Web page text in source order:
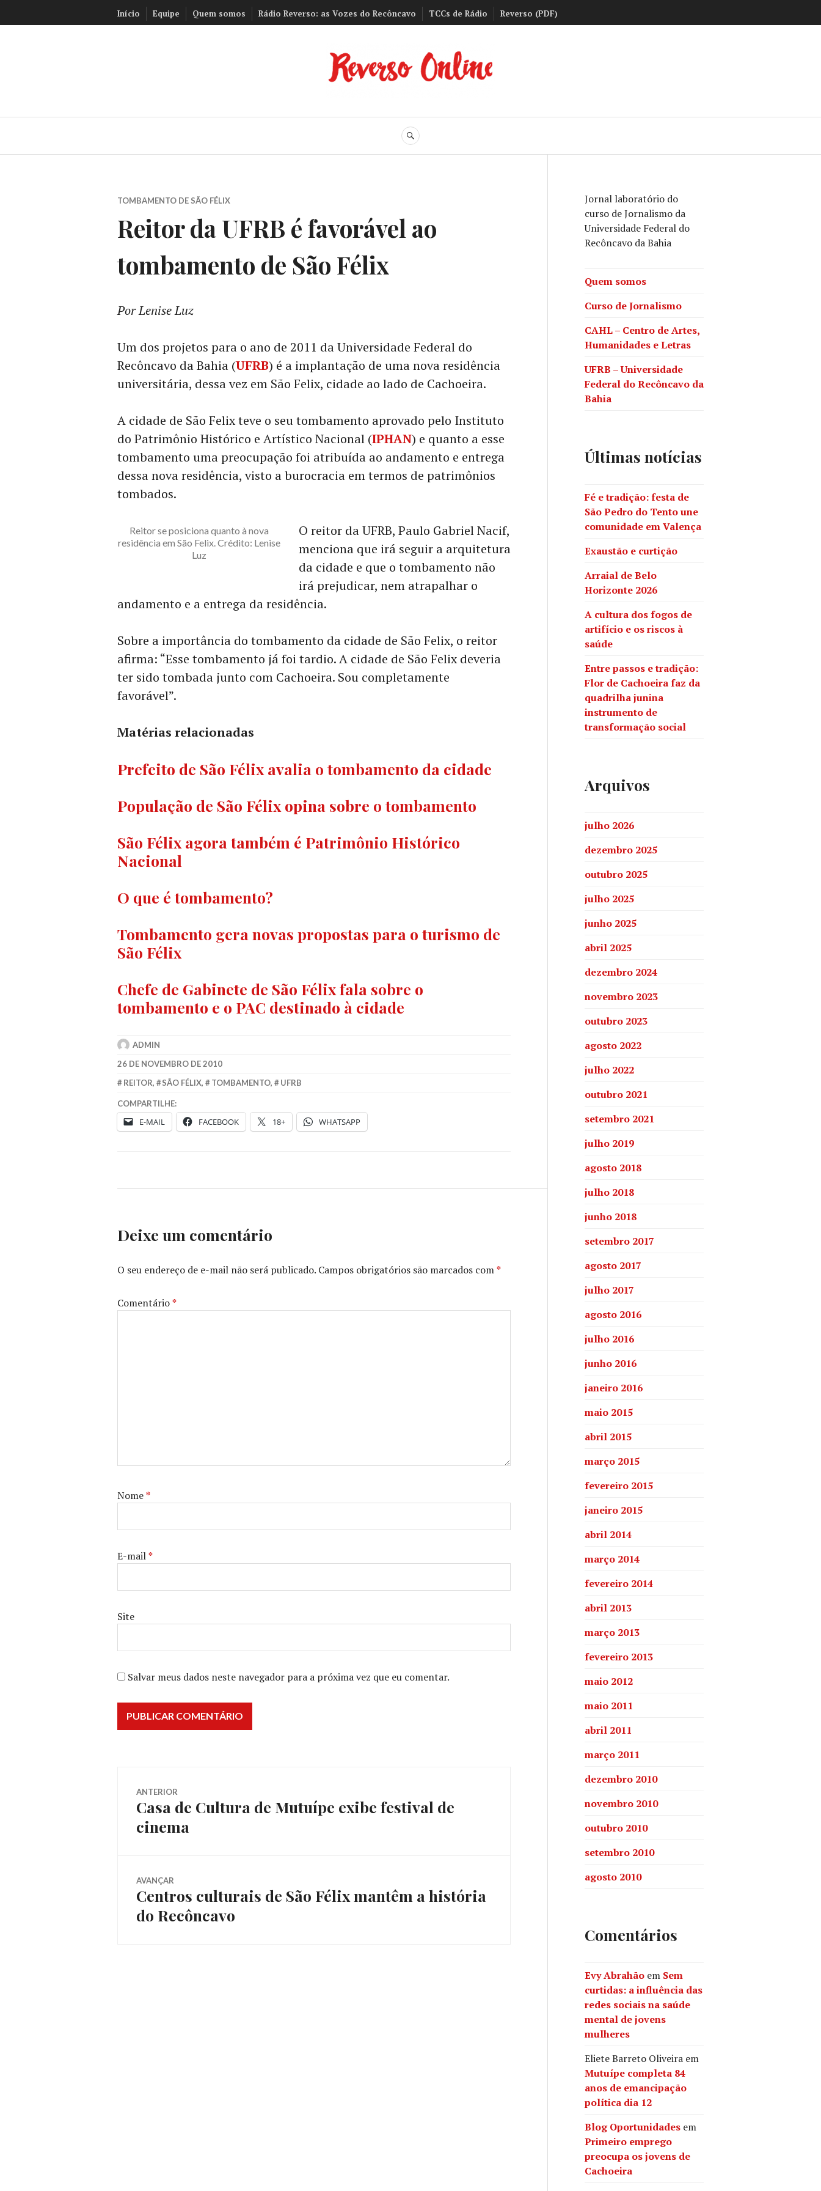
para
Início Equipe Quem somos Rádio Reverso: as Vozes do Recôncavo TCCs de Rádio Reverso (PDF)
Reverso Online
BUSCA
TOMBAMENTO DE SÃO FÉLIX
Reitor da UFRB é favorável ao
tombamento de São Félix
Por Lenise Luz
Um dos projetos para o ano de 2011 da Universidade Federal do
Recôncavo da Bahia (UFRB) é a implantação de uma nova residência
universitária, dessa vez em São Felix, cidade ao lado de Cachoeira.
A cidade de São Felix teve o seu tombamento aprovado pelo Instituto
do Patrimônio Histórico e Artístico Nacional (IPHAN) e quanto a esse
tombamento uma preocupação foi atribuída ao andamento e entrega
dessa nova residência, visto a burocracia em termos de patrimônios
tombados.
Reitor se posiciona quanto à nova
residência em São Felix. Crédito: Lenise
Luz
O reitor da UFRB, Paulo Gabriel Nacif,
menciona que irá seguir a arquitetura
da cidade e que o tombamento não
irá prejudicar, nem atrapalhar o
andamento e a entrega da residência.
Sobre a importância do tombamento da cidade de São Felix, o reitor
afirma: “Esse tombamento já foi tardio. A cidade de São Felix deveria
ter sido tombada junto com Cachoeira. Sou completamente
favorável”.
Matérias relacionadas
Prefeito de São Félix avalia o tombamento da cidade
População de São Félix opina sobre o tombamento
São Félix agora também é Patrimônio Histórico
Nacional
O que é tombamento?
Tombamento gera novas propostas para o turismo de
São Félix
Chefe de Gabinete de São Félix fala sobre o
tombamento e o PAC destinado à cidade
ADMIN
26 DE NOVEMBRO DE 2010
REITOR, SÃO FÉLIX, TOMBAMENTO, UFRB
COMPARTILHE:
E-MAIL FACEBOOK 18+ WHATSAPP
Deixe um comentário
O seu endereço de e-mail não será publicado. Campos obrigatórios são marcados com*
Comentário*
Nome*
E-mail*
Site
Salvar meus dados neste navegador para a próxima vez que eu comentar.
Navegação
de
ANTERIOR
Post
anterior:
Casa de Cultura de Mutuípe exibe festival de
cinema
AVANÇAR
Próximo
post:
Centros culturais de São Félix mantêm a história
do Recôncavo
Jornal laboratório do
curso de Jornalismo da
Universidade Federal do
Recôncavo da Bahia
Quem somos
Curso de Jornalismo
CAHL – Centro de Artes,
Humanidades e Letras
UFRB – Universidade
Federal do Recôncavo da
Bahia
Últimas notícias
Fé e tradição: festa de
São Pedro do Tento une
comunidade em Valença
Exaustão e curtição
Arraial de Belo
Horizonte 2026
A cultura dos fogos de
artifício e os riscos à
saúde
Entre passos e tradição:
Flor de Cachoeira faz da
quadrilha junina
instrumento de
transformação social
Arquivos
julho 2026
dezembro 2025
outubro 2025
julho 2025
junho 2025
abril 2025
dezembro 2024
novembro 2023
outubro 2023
agosto 2022
julho 2022
outubro 2021
setembro 2021
julho 2019
agosto 2018
julho 2018
junho 2018
setembro 2017
agosto 2017
julho 2017
agosto 2016
julho 2016
junho 2016
janeiro 2016
maio 2015
abril 2015
março 2015
fevereiro 2015
janeiro 2015
abril 2014
março 2014
fevereiro 2014
abril 2013
março 2013
fevereiro 2013
maio 2012
maio 2011
abril 2011
março 2011
dezembro 2010
novembro 2010
outubro 2010
setembro 2010
agosto 2010
Comentários
Evy Abrahão em Sem
curtidas: a influência das
redes sociais na saúde
mental de jovens
mulheres
Eliete Barreto Oliveira em
Mutuípe completa 84
anos de emancipação
política dia 12
Blog Oportunidades em
Primeiro emprego
preocupa os jovens de
Cachoeira